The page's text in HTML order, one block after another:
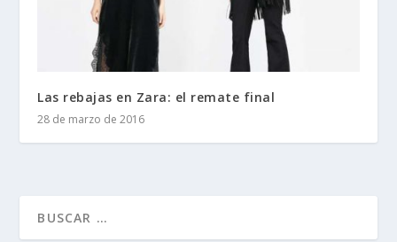
Las rebajas en Zara: el remate final
28 de marzo de 2016